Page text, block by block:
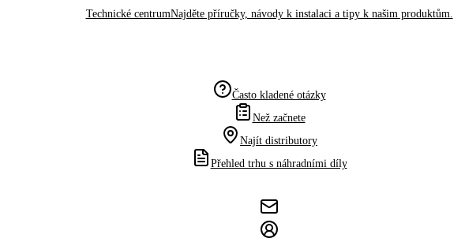
Technické centrumNajděte příručky, návody k instalaci a tipy k našim produktům.
Často kladené otázky
Než začnete
Najít distributory
Přehled trhu s náhradními díly